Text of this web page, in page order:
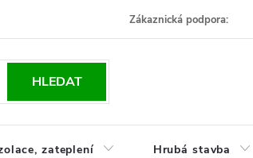
Zákaznická podpora:
Kontakt
HLEDAT
zateplení Hrubá stavba